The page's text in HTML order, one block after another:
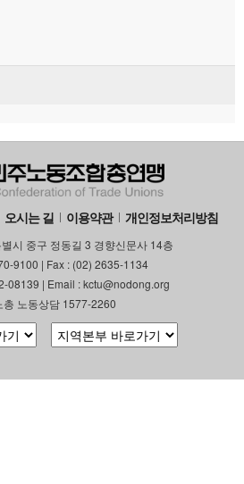
오시는 길 이용약관 개인정보처리방침
시 중구 정동길 3 경향신문사 14층
9100 | Fax : (02) 2635-1134
08139 | Email : kctu@nodong.org
총 노동상담 1577-2260